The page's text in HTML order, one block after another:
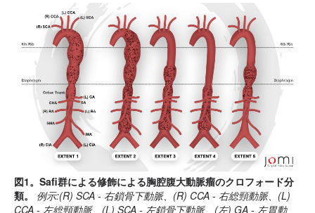
図1。Safi群による修飾による胸腔腹大動脈瘤のクロフォード分
類。 例示:(R) SCA - 右鎖骨下動脈、(R) CCA - 右総頸動脈、(L)
CCA - 左総頸動脈、(L) SCA - 左鎖骨下動脈、(左) GA - 左胃動